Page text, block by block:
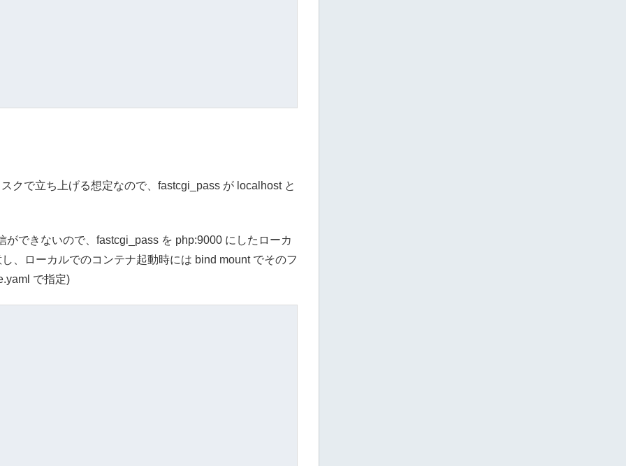
クで立ち上げる想定なので、fastcgi_pass が localhost と
できないので、fastcgi_pass を php:9000 にしたローカ
、ローカルでのコンテナ起動時には bind mount でそのフ
で指定)